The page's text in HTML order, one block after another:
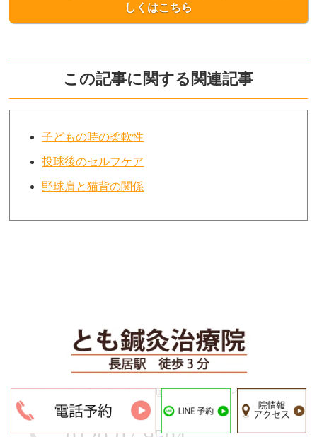
しくはこちら
この記事に関する関連記事
子どもの時の柔軟性
投球後のセルフケア
野球肩と猫背の関係
〒558-0003 大阪市住吉区長居2-1-28パークハイムゆたか